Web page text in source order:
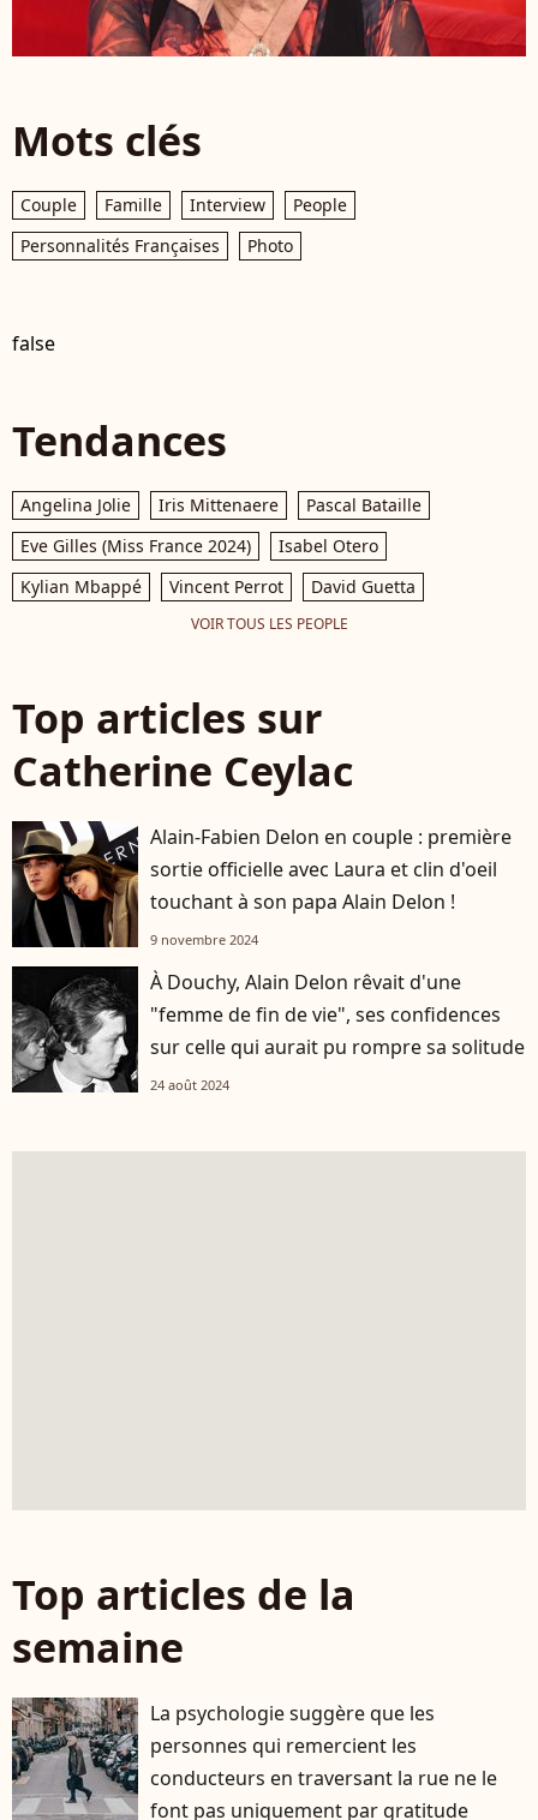
Mots clés
Couple Famille Interview
People
Personnalités Françaises
Photo
false
Tendances
Angelina Jolie Iris Mittenaere
Pascal Bataille
Eve Gilles (Miss France 2024)
Isabel Otero
Kylian Mbappé
Vincent Perrot David Guetta
VOIR TOUS LES PEOPLE
Top articles sur
Catherine Ceylac
Alain-Fabien Delon en couple : première
sortie officielle avec Laura et clin d'oeil
touchant à son papa Alain Delon !
9 novembre 2024
À Douchy, Alain Delon rêvait d'une
"femme de fin de vie", ses confidences
sur celle qui aurait pu rompre sa solitude
24 août 2024
Top articles de la
semaine
La psychologie suggère que les
personnes qui remercient les
conducteurs en traversant la rue ne le
font pas uniquement par gratitude